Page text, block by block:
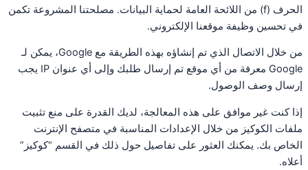
الحرف (f) من اللائحة العامة لحماية البيانات. مصلحتنا المشروعة تكمن
في تحسين وظيفة موقعنا الإلكتروني.
من خلال الاتصال الذي تم إنشاؤه بهذه الطريقة مع Google، يمكن لـ
Google معرفة من أي موقع تم إرسال طلبك وإلى أي عنوان IP يجب
إرسال وصف الوصول.
إذا كنت غير موافق على هذه المعالجة، لديك القدرة على منع تثبيت
ملفات الكوكيز من خلال الإعدادات المناسبة في متصفح الإنترنت
الخاص بك. يمكنك العثور على تفاصيل حول ذلك في القسم “كوكيز”
أعلاه.